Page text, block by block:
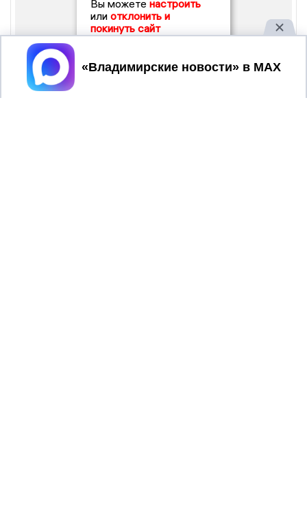
Вы можете настроить
или отклонить и
покинуть сайт
Принять